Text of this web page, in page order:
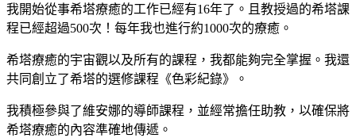
我開始從事希塔療癒的工作已經有16年了。且教授過的希塔課
程已經超過500次！每年我也進行約1000次的療癒。
希塔療癒的宇宙觀以及所有的課程，我都能夠完全掌握。我還
共同創立了希塔的選修課程《色彩紀錄》。
我積極參與了維安娜的導師課程，並經常擔任助教，以確保將
希塔療癒的內容準確地傳遞。